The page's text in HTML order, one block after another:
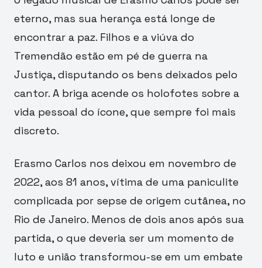
eterno, mas sua herança está longe de
encontrar a paz. Filhos e a viúva do
Tremendão estão em pé de guerra na
Justiça, disputando os bens deixados pelo
cantor. A briga acende os holofotes sobre a
vida pessoal do ícone, que sempre foi mais
discreto.
Erasmo Carlos nos deixou em novembro de
2022, aos 81 anos, vítima de uma paniculite
complicada por sepse de origem cutânea, no
Rio de Janeiro. Menos de dois anos após sua
partida, o que deveria ser um momento de
luto e união transformou-se em um embate